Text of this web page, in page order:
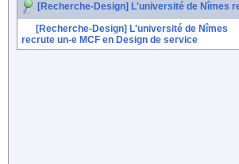
[Recherche-Design] L'université de Nîmes
[Recherche-Design] L'université de Nîmes
recrute un-e MCF en Design de service